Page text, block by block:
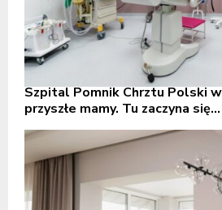
Szpital Pomnik Chrztu Polski
przyszłe mamy. Tu zaczyna się...